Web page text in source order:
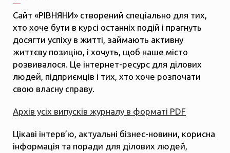
Сайт «РІВНЯНИ» створений спеціально для тих,
хто хоче бути в курсі останніх подій і прагнуть
досягти успіху в житті, займають активну
життєву позицію, і хочуть, щоб наше місто
розвивалося. Це інтернет-ресурс для ділових
людей, підприємців і тих, хто хоче розпочати
свою власну справу.
Архів усіх випусків журналу в форматі PDF
Цікаві інтерв’ю, актуальні бізнес-новини, корисна
інформація та поради для ділових людей,